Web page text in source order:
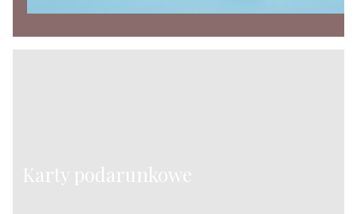
Karty podarunkowe